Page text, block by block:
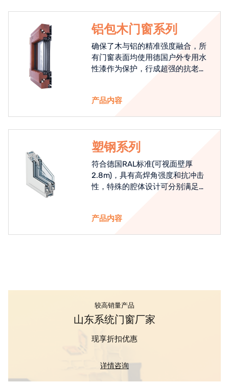
铝包木门窗系列
确保了木与铝的精准强度融合，所
有门窗表面均使用德国户外专用水
性漆作为保护，行成超强的抗老化
产品内容
塑钢系列
符合德国RAL标准(可视面壁厚
2.8m)，具有高焊角强度和抗冲击
性，特殊的腔体设计可分别满足隔
产品内容
较高销量产品
山东系统门窗厂家
现享折扣优惠
详情咨询